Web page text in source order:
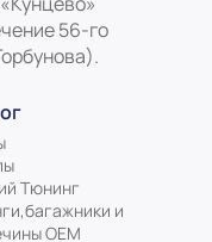
56-го
Тюнинг
и
ОЕМ